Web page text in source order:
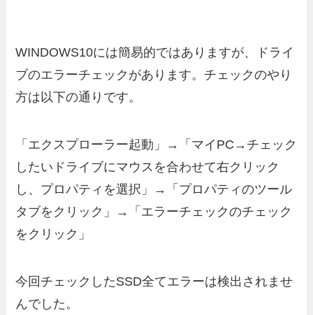
WINDOWS10には簡易的ではありますが、ドライ
ブのエラーチェックがあります。チェックのやり
方は以下の通りです。
「エクスプローラー起動」→「マイPC→チェック
したいドライブにマウスを合わせて右クリック
し、プロパティを選択」→「プロパティのツール
タブをクリック」→「エラーチェックのチェック
をクリック」
今回チェックしたSSD全てエラーは検出されませ
んでした。